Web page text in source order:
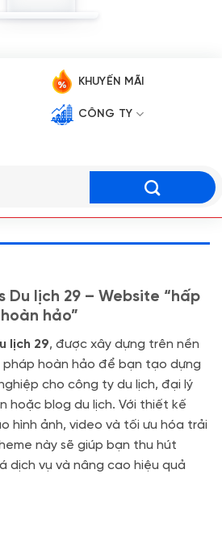
KHUYẾN MÃI
CÔNG TY
Du lịch 29 – Website “hấp
hảo”
lịch 29, được xây dựng trên nền
pháp hoàn hảo để bạn tạo dựng
cho công ty du lịch, đại lý
hoặc blog du lịch. Với thiết kế
hình ảnh, video và tối ưu hóa trải
này sẽ giúp bạn thu hút
dịch vụ và nâng cao hiệu quả